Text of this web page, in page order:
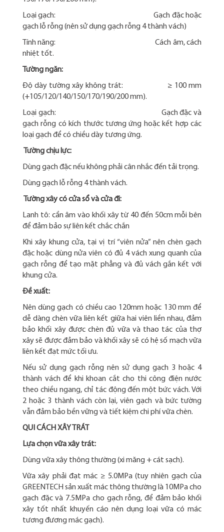
Loại gạch: Gạch đặc hoặc
gạch lỗ rỗng (nên sử dụng gạch rỗng 4 thành vách)
Tính năng: Cách âm, cách
nhiệt tốt.
Tường ngăn:
Độ dày tường xây không trát: ≥ 100 mm
(+105/120/140/150/170/190/200 mm).
Loại gạch: Gạch đặc và
gạch rỗng có kích thước tương ứng hoặc kết hợp các
loại gạch để có chiều dày tương ứng.
Tường chịu lực:
Dùng gạch đặc nếu không phải cân nhắc đến tải trọng.
Dùng gạch lỗ rỗng 4 thành vách.
Tường xây có cửa sổ và cửa đi:
Lanh tô: cần âm vào khối xây từ 40 đến 50cm mỗi bên
để đảm bảo sự liên kết chắc chắn
Khi xây khung cửa, tại vị trí “viên nửa” nên chèn gạch
đặc hoặc dùng nửa viên có đủ 4 vách xung quanh của
gạch rỗng để tạo mặt phẳng và đủ vách gắn kết với
khung cửa.
Đề xuất:
Nên dùng gạch có chiều cao 120mm hoặc 130 mm để
dễ dàng chèn vữa liên kết giữa hai viên liền nhau, đảm
bảo khối xây được chèn đủ vữa và thao tác của thợ
xây sẽ được đảm bảo và khối xây sẽ có hệ số mạch vữa
liên kết đạt mức tối ưu.
Nếu sử dụng gạch rỗng nên sử dụng gạch 3 hoặc 4
thành vách để khi khoan cắt cho thi công điện nước
theo chiều ngang, chỉ tác động đến một bức vách. Với
2 hoặc 3 thành vách còn lại, viên gạch và bức tường
vẫn đảm bảo bền vững và tiết kiệm chi phí vữa chèn.
QUI CÁCH XÂY TRÁT
Lựa chọn vữa xây trát:
Dùng vữa xây thông thường (xi măng + cát sạch).
Vữa xây phải đạt mác ≥ 5.0MPa (tuy nhiên gạch của
GREENTECH sản xuất mác thông thường là 10MPa cho
gạch đặc và 7.5MPa cho gạch rỗng, để đảm bảo khối
xây tốt nhất khuyến cáo nên dụng loại vữa có mác
tương đương mác gạch).